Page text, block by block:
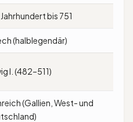
bis 751
(halblegendär)
I. (482–511)
(Gallien, West- und